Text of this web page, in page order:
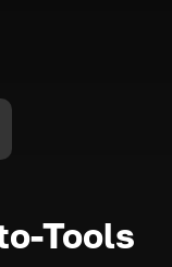
Tools